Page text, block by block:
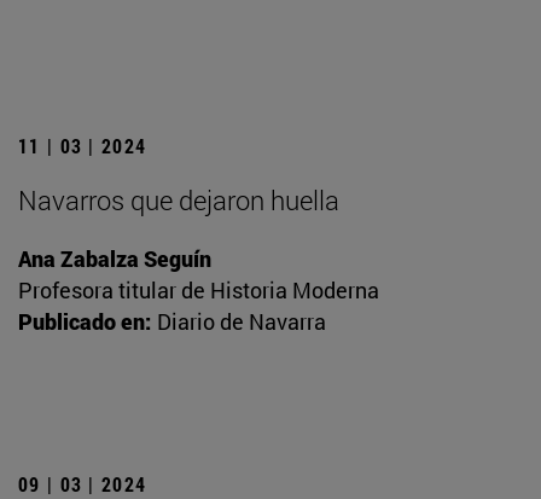
11 | 03 | 2024
Navarros que dejaron huella
Ana Zabalza Seguín
Profesora titular de Historia Moderna
Publicado en: Diario de Navarra
09 | 03 | 2024